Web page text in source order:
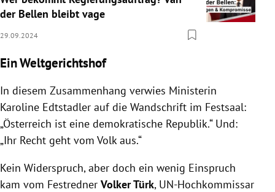
der Bellen bleibt vage
29.09.2024
Ein Weltgerichtshof
In diesem Zusammenhang verwies Ministerin
Karoline Edtstadler auf die Wandschrift im Festsaal:
„Österreich ist eine demokratische Republik.“ Und:
„Ihr Recht geht vom Volk aus.“
Kein Widerspruch, aber doch ein wenig Einspruch
kam vom Festredner Volker Türk, UN-Hochkommissar